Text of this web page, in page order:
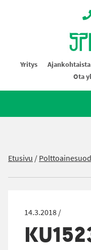
Oy J-
Yritys Ajankohtaista
Ota
Etusivu /
14.3.2018 /